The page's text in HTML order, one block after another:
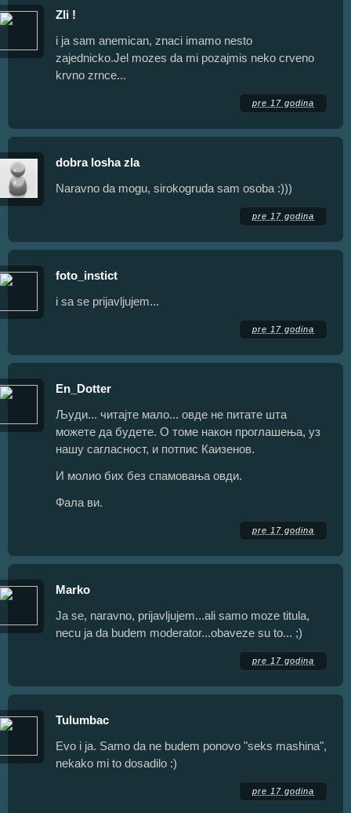
Zli !
i ja sam anemican, znaci imamo nesto
zajednicko.Jel mozes da mi pozajmis neko crveno
krvno zrnce...
pre 17 godina
dobra losha zla
Naravno da mogu, sirokogruda sam osoba :)))
pre 17 godina
foto_instict
i sa se prijavljujem...
pre 17 godina
En_Dotter
Људи... читајте мало... овде не питате шта
можете да будете. О томе након проглашења, уз
нашу сагласност, и потпис Каизенов.
И молио бих без спамовања овди.
Фала ви.
pre 17 godina
Marko
Ja se, naravno, prijavljujem...ali samo moze titula,
necu ja da budem moderator...obaveze su to... ;)
pre 17 godina
Tulumbac
Evo i ja. Samo da ne budem ponovo "seks mashina",
nekako mi to dosadilo :)
pre 17 godina